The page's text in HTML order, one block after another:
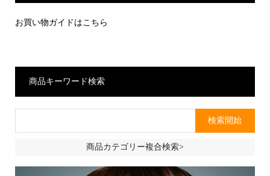
お買い物ガイドはこちら
商品キーワード検索
商品カテゴリー複合検索>